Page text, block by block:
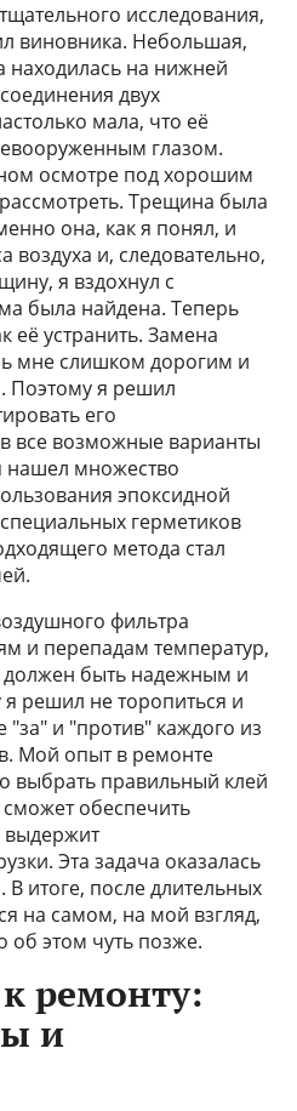
исследования,
виновника. Небольшая,
находилась на нижней
двух
мала, что её
глазом.
осмотре под хорошим
Трещина была
она, как я понял, и
и, следовательно,
я вздохнул с
была найдена. Теперь
её устранить. Замена
мне слишком дорогим и
Поэтому я решил
его
все возможные варианты
нашел множество
эпоксидной
герметиков
метода стал
фильтра
и перепадам температур,
быть надежным и
решил не торопиться и
"за" и "против" каждого из
Мой опыт в ремонте
выбрать правильный клей
обеспечить
выдержит
Эта задача оказалась
итоге, после длительных
на самом, на мой взгляд,
этом чуть позже.
ремонту:
и